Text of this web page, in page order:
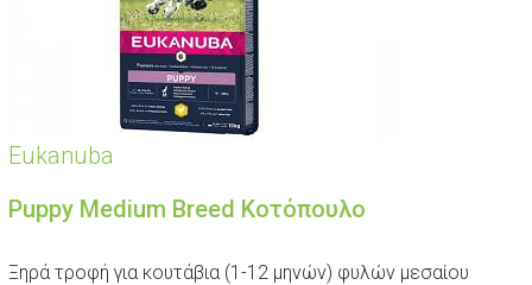
Eukanuba
Puppy Medium Breed Κοτόπουλο
Ξηρά τροφή για κουτάβια (1-12 μηνών) φυλών μεσαίου